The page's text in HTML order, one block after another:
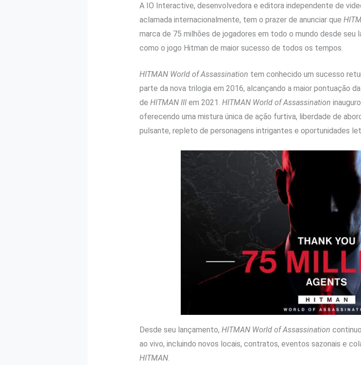
at
s
A
p
ce
b
o
k
e
gr
a
ail py
Li
n
ar
e
A IO Interactive, desenvolvedora e editora independente de
aclamada internacionalmente, tem o prazer de anunciar que
marca de 75 milhões de jogadores em todo o mundo desde seu
como o jogo Hitman de maior sucesso de todos os tempos.
HITMAN World of Assassination tem conhecido um sucesso
parte da nova trilogia em 2016, alcançando a maior pontuação
de HITMAN IIIem 2021. HITMAN World of Assassination
oferecendo uma mistura única de ação furtiva, liberdade de
pulsante, repleto de personagens intrigantes e oportunidades
Desde seu lançamento, HITMAN World of Assassination
ao vivo, incluindo novos locais, contratos, eventos sazonais e
HITMAN.